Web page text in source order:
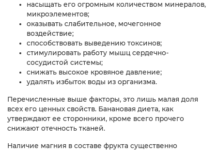
насыщать его огромным количеством минералов,
микроэлементов;
оказывать слабительное, мочегонное
воздействие;
способствовать выведению токсинов;
стимулировать работу мышц сердечно-
сосудистой системы;
снижать высокое кровяное давление;
удалять избыток воды из организма.
Перечисленные выше факторы, это лишь малая доля
всех его ценных свойств. Банановая диета, как
утверждают ее сторонники, кроме всего прочего
снижают отечность тканей.
Наличие магния в составе фрукта существенно